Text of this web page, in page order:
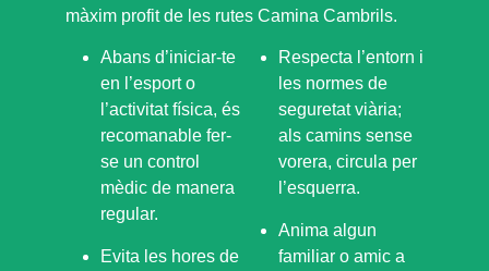
màxim profit de les rutes Camina Cambrils.
Abans d’iniciar-te
en l’esport o
l’activitat física, és
recomanable fer-
se un control
mèdic de manera
regular.
Evita les hores de
Respecta l’entorn i
les normes de
seguretat viària;
als camins sense
vorera, circula per
l’esquerra.
Anima algun
familiar o amic a